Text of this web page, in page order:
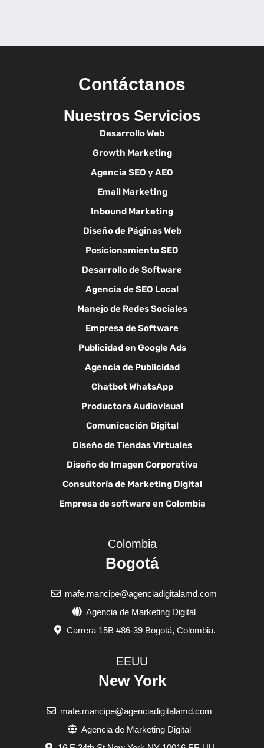
Contáctanos
Nuestros Servicios
Desarrollo Web
Growth Marketing
Agencia SEO y AEO
Email Marketing
Inbound Marketing
Diseño de Páginas Web
Posicionamiento SEO
Desarrollo de Software
Agencia de SEO Local
Manejo de Redes Sociales
Empresa de Software
Publicidad en Google Ads
Agencia de Publicidad
Chatbot WhatsApp
Productora Audiovisual
Comunicación Digital
Diseño de Tiendas Virtuales
Diseño de Imagen Corporativa
Consultoría de Marketing Digital
Empresa de software en Colombia
Colombia
Bogotá
mafe.mancipe@agenciadigitalamd.com
Agencia de Marketing Digital
Carrera 15B #86-39 Bogotá, Colombia.
EEUU
New York
mafe.mancipe@agenciadigitalamd.com
Agencia de Marketing Digital